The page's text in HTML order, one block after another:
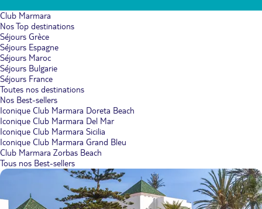
Club Marmara
Nos Top destinations
Séjours Grèce
Séjours Espagne
Séjours Maroc
Séjours Bulgarie
Séjours France
Toutes nos destinations
Nos Best-sellers
Iconique Club Marmara Doreta Beach
Iconique Club Marmara Del Mar
Iconique Club Marmara Sicilia
Iconique Club Marmara Grand Bleu
Club Marmara Zorbas Beach
Tous nos Best-sellers